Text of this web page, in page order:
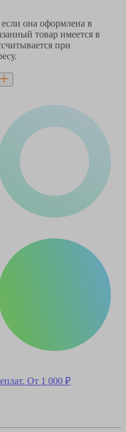
если она оформлена в
товар имеется в
при
От 1 000 ₽